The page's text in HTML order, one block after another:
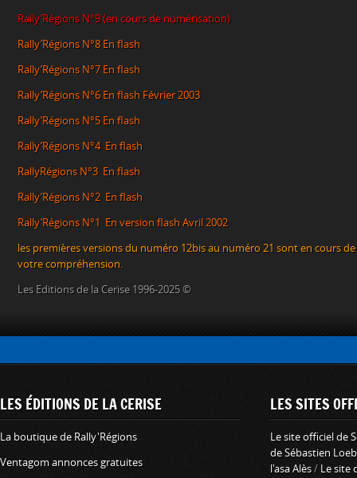
Rally’Régions N°9 (en cours de numérisation)
Rally’Régions N°8En flash
Rally’Régions N°7En flash
Rally’Régions N°6 En flash Février 2003
Rally’Régions N°5 En flash
Rally’Régions N°4 En flash
RallyRégions N°3 En flash
Rally’Régions N°2 En flash
Rally’Régions N°1 En version flash Avril 2002
les premières versions du numéro 12bis au numéro 21 sont en cours
votre compréhension.
Les Editions de la Cerise 1996-2025 ©
LES ÉDITIONS DE LA CERISE
La boutique de Rally'Régions
Ventagom annonces gratuites
LES SITES
Le site officiel de
de Sébastien Loeb
l'asa Alès/ Le site